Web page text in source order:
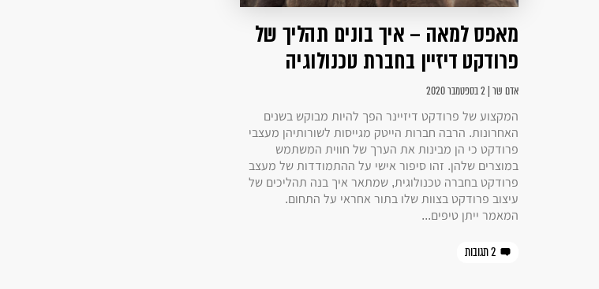
מאפס למאה – איך בונים תהליך של
פרודקט דיזיין בחברת טכנולוגיה
אדם שר | 2 בספטמבר 2020
המקצוע של פרודקט דיזיינר הפך להיות מבוקש בשנים
האחרונות. הרבה חברות הייטק מגייסות לשורותיהן מעצבי
פרודקט כי הן מבינות את הערך של חווית המשתמש
במוצרים שלהן. זהו סיפור אישי על ההתמודדות של מעצב
פרודקט בחברה טכנולוגית, שמתאר איך בנה תהליכים של
עיצוב פרודקט בצוות שלו בתור אחראי על התחום.
המאמר ייתן טיפים...
2 תגובות